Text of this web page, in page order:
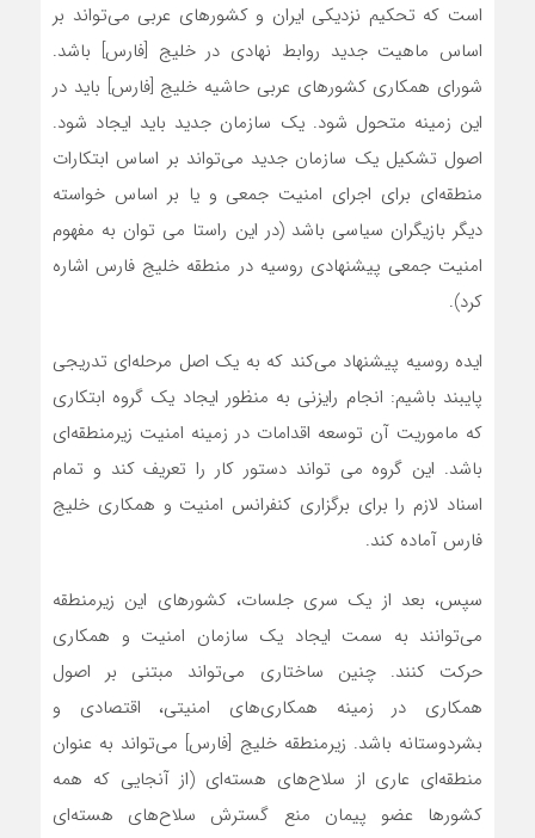
است که تحکیم نزدیکی ایران و کشورهای عربی می‌تواند بر
اساس ماهیت جدید روابط نهادی در خلیج [فارس] باشد.
شورای همکاری کشورهای عربی حاشیه خلیج [فارس] باید در
این زمینه متحول شود. یک سازمان جدید باید ایجاد شود.
اصول تشکیل یک سازمان جدید می‌تواند بر اساس ابتکارات
منطقه‌ای برای اجرای امنیت جمعی و یا بر اساس خواسته
دیگر بازیگران سیاسی باشد (در این راستا می توان به مفهوم
امنیت جمعی پیشنهادی روسیه در منطقه خلیج فارس اشاره
کرد).
ایده روسیه پیشنهاد می‌کند که به یک اصل مرحله‌ای تدریجی
پایبند باشیم: انجام رایزنی به منظور ایجاد یک گروه ابتکاری
که ماموریت آن توسعه اقدامات در زمینه امنیت زیرمنطقه‌ای
باشد. این گروه می تواند دستور کار را تعریف کند و تمام
اسناد لازم را برای برگزاری کنفرانس امنیت و همکاری خلیج
فارس آماده کند.
سپس، بعد از یک سری جلسات، کشورهای این زیرمنطقه
می‌توانند به سمت ایجاد یک سازمان امنیت و همکاری
حرکت کنند. چنین ساختاری می‌تواند مبتنی بر اصول
همکاری در زمینه همکاری‌های امنیتی، اقتصادی و
بشردوستانه باشد. زیرمنطقه خلیج [فارس] می‌تواند به عنوان
منطقه‌ای عاری از سلاح‌های هسته‌ای‌ (از آنجایی که همه
کشورها عضو پیمان منع گسترش سلاح‌های هسته‌ای